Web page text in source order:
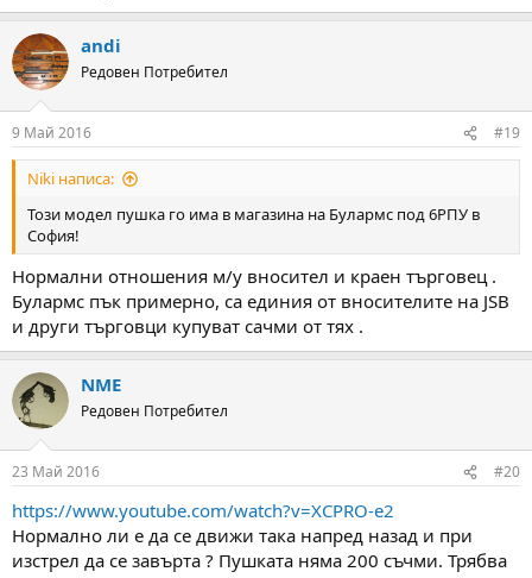
andi
Редовен Потребител
9 Май 2016 #19
Niki написа:
Този модел пушка го има в магазина на Булармс под 6РПУ в
София!
Нормални отношения м/у вносител и краен търговец .
Булармс пък примерно, са единия от вносителите на JSB
и други търговци купуват сачми от тях .
NME
Редовен Потребител
23 Май 2016 #20
https://www.youtube.com/watch?v=XCPRO-e2
Нормално ли е да се движи така напред назад и при
изстрел да се завърта ? Пушката няма 200 съчми. Трябва